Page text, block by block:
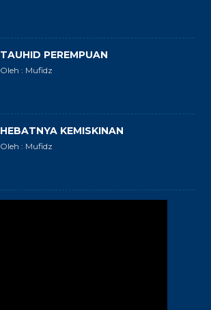
TAUHID PEREMPUAN
Oleh : Mufidz
HEBATNYA KEMISKINAN
Oleh : Mufidz